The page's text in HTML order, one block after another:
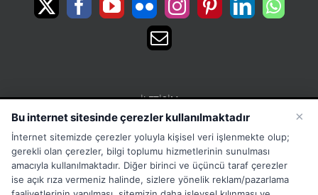
İLETIŞIM
15 Temmuz Mah. 1468 Sok. No:5 Güneşli Bağcılar
İstanbul Türkiye
Phone:Merkez:+902126563010 Destek:+908502228722
WhatsApp:+905333867971
×
Bu internet sitesinde çerezler kullanılmaktadır
İnternet sitemizde çerezler yoluyla kişisel veri işlenmekte olup;
gerekli olan çerezler, bilgi toplumu hizmetlerinin sunulması
amacıyla kullanılmaktadır. Diğer birinci ve üçüncü taraf çerezler
ise açık rıza vermeniz halinde, sizlere yönelik reklam/pazarlama